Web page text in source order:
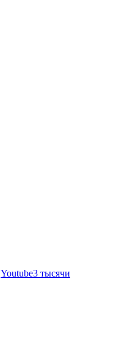
Youtube3 тысячи